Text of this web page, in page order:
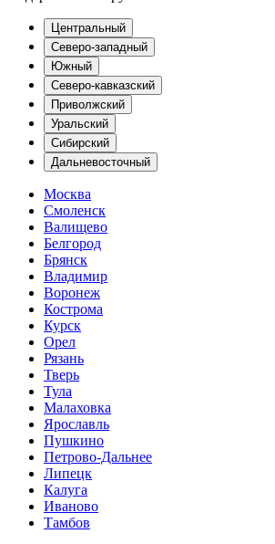
Центральный
Северо-западный
Южный
Северо-кавказский
Приволжский
Уральский
Сибирский
Дальневосточный
Москва
Смоленск
Валищево
Белгород
Брянск
Владимир
Воронеж
Кострома
Курск
Орел
Рязань
Тверь
Тула
Малаховка
Ярославль
Пушкино
Петрово-Дальнее
Липецк
Калуга
Иваново
Тамбов